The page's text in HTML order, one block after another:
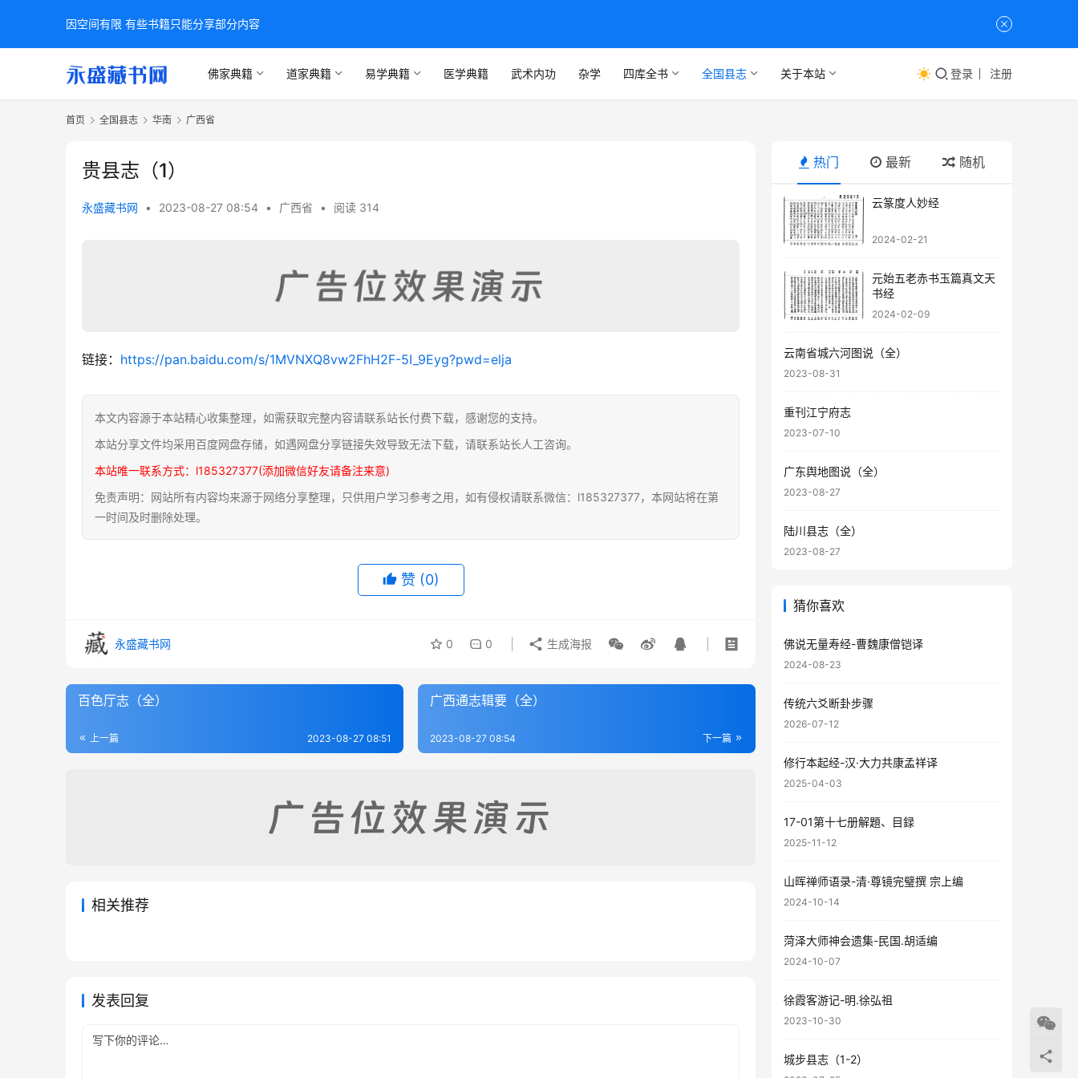
佛家典籍 道家典籍 易学典籍 医学典籍 武术内功 杂学 四库全书 全国县志 关于本站 登录 注册
首页 全国县志 华南 广西省
贵县志（1）
永盛藏书网 • 2023-08-27 08:54 • 广西省 • 阅读 314
链接： https://pan.baidu.com/s/1MVNXQ8vw2FhH2F-5I_9Eyg?pwd=elja
本文内容源于本站精心收集整理，如需获取完整内容请联系站长付费下载，感谢您的支持。
本站分享文件均采用百度网盘存储，如遇网盘分享链接失效导致无法下载，请联系站长人工咨询。
本站唯一联系方式：l185327377(添加微信好友请备注来意)
免责声明：网站所有内容均来源于网络分享整理，只供用户学习参考之用，如有侵权请联系微信：l185327377，本网站将在第
一时间及时删除处理。
赞 (0)
永盛藏书网 0 0 生成海报
百色厅志（全）
上一篇 2023-08-27 08:51
广西通志辑要（全）
下一篇
2023-08-27 08:54
相关推荐
发表回复
热门 最新 随机
云篆度人妙经
2024-02-21
元始五老赤书玉篇真文天
书经
2024-02-09
云南省城六河图说（全）
2023-08-31
重刊江宁府志
2023-07-10
广东舆地图说（全）
2023-08-27
陆川县志（全）
2023-08-27
猜你喜欢
佛说无量寿经-曹魏康僧铠译
2024-08-23
传统六爻断卦步骤
2026-07-12
修行本起经-汉·大力共康孟祥译
2025-04-03
17-01第十七册解題、目録
2025-11-12
山晖禅师语录-清·尊镜完璧撰 宗上编
2024-10-14
菏泽大师神会遗集-民国.胡适编
2024-10-07
徐霞客游记-明.徐弘祖
2023-10-30
城步县志（1-2）
因空间有限 有些书籍只能分享部分内容